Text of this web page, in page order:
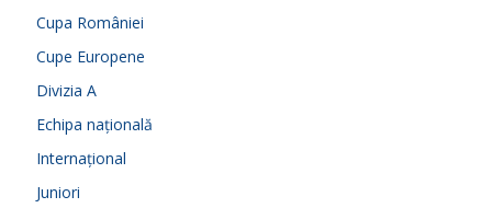
Cupa României
Cupe Europene
Divizia A
Echipa națională
Internațional
Juniori